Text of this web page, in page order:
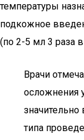
температуры
подкожное
(по 2-5 мл 3 раза
Врачи
осложнения
значительно
типа